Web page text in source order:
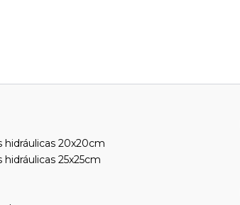
hidráulicas 20x20cm
hidráulicas 25x25cm